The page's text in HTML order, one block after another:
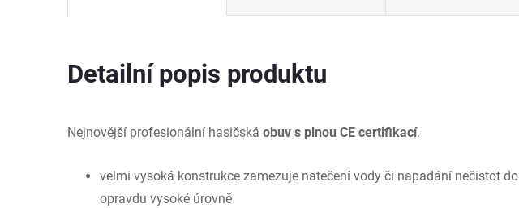
Detailní popis produktu
Nejnovější profesionální hasičská obuv s plnou CE certifikací.
velmi vysoká konstrukce zamezuje natečení vody či napadání nečistot do
opravdu vysoké úrovně